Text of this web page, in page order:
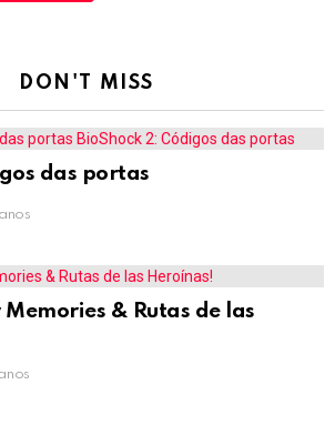
DON'T MISS
das portas
& Rutas de las